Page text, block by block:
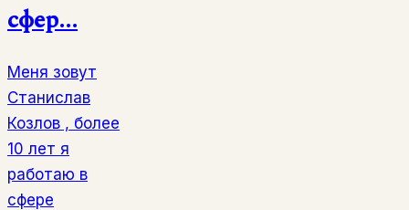
сфер...
Меня зовут
Станислав
Козлов , более
10 лет я
работаю в
сфере